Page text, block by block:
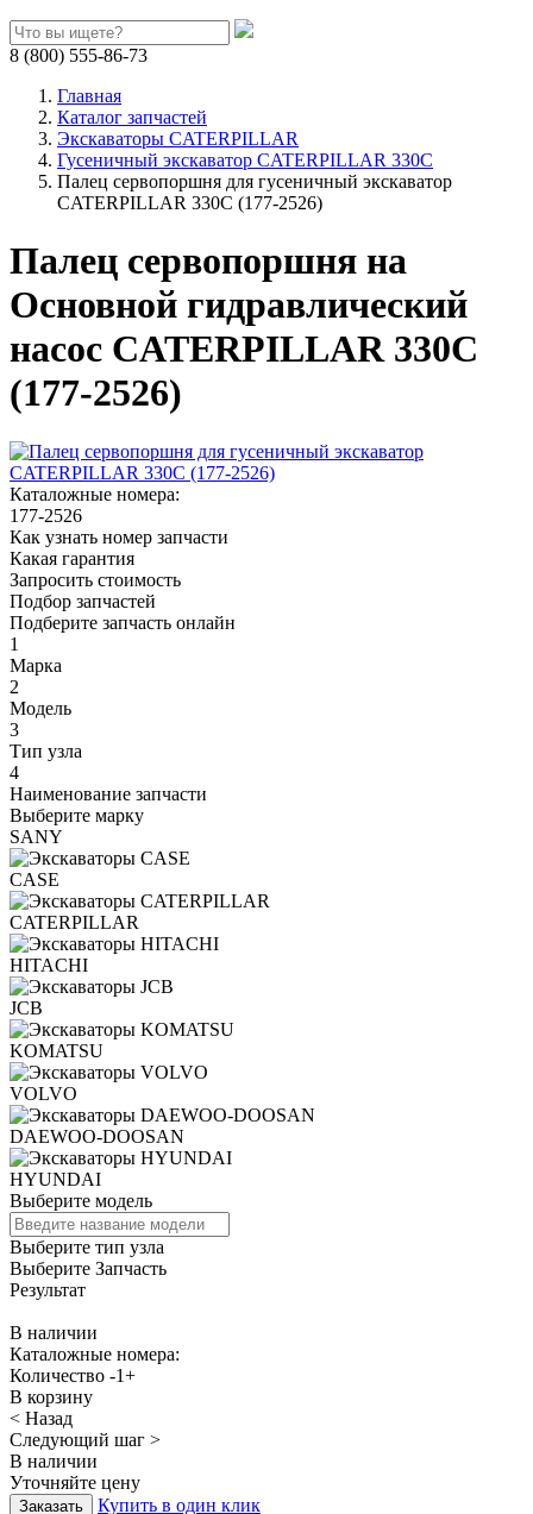
8 (800) 555-86-73
Главная
Каталог запчастей
Экскаваторы CATERPILLAR
Гусеничный экскаватор CATERPILLAR 330C
Палец сервопоршня для гусеничный экскаватор
CATERPILLAR 330C (177-2526)
Палец сервопоршня на
Основной гидравлический
насос CATERPILLAR 330C
(177-2526)
Каталожные номера:
177-2526
Как узнать номер запчасти
Какая гарантия
Запросить стоимость
Подбор запчастей
Подберите запчасть онлайн
1
Марка
2
Модель
3
Тип узла
4
Наименование запчасти
Выберите марку
SANY
CASE
CATERPILLAR
HITACHI
JCB
KOMATSU
VOLVO
DAEWOO-DOOSAN
HYUNDAI
Выберите модель
Выберите тип узла
Выберите Запчасть
Результат
В наличии
Каталожные номера:
Количество -1+
В корзину
< Назад
Следующий шаг >
В наличии
Уточняйте цену
Купить в один клик